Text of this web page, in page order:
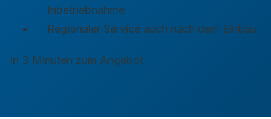
Inbetriebnahme
Regionaler Service auch nach dem Einbau
In 3 Minuten zum Angebot